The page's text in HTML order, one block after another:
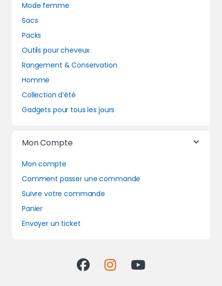
Mode femme
Sacs
Packs
Outils pour cheveux
Rangement & Conservation
Homme
Collection d’été
Gadgets pour tous les jours
Mon Compte
Mon compte
Comment passer une commande
Suivre votre commande
Panier
Envoyer un ticket